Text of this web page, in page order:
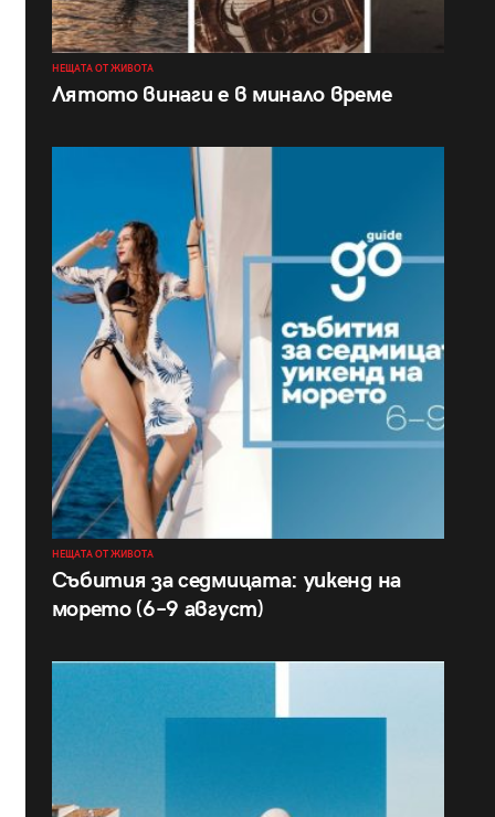
НЕЩАТА ОТ ЖИВОТА
Лятото винаги е в минало време
НЕЩАТА ОТ ЖИВОТА
Събития за седмицата: уикенд на
морето (6–9 август)